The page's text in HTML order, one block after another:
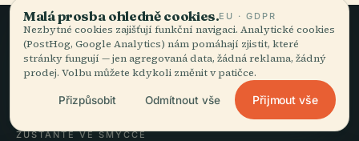
Pomalé cestování,
dobře vyprávěné.
ZŮSTAŇTE VE SMYČCE
Malá prosba ohledně cookies.EU · GDPR
Nezbytné cookies zajišťují funkční navigaci. Analytické cookies
(PostHog, Google Analytics) nám pomáhají zjistit, které
stránky fungují — jen agregovaná data, žádná reklama, žádný
prodej. Volbu můžete kdykoli změnit v patičce.
Přizpůsobit Odmítnout vše Přijmout vše